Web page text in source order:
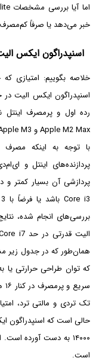
خبر می‌دهد یا صرفاً
اسنپدراگون ایکس
خلاصه بگوییم:
اسنپدراگون ایکس الیت
Apple M2 Max و Apple M3 دارد.
پردازنده‌های اینتل و
پردازشی آن بسیار کمتر و
بررسی‌های انجام شده،
است.